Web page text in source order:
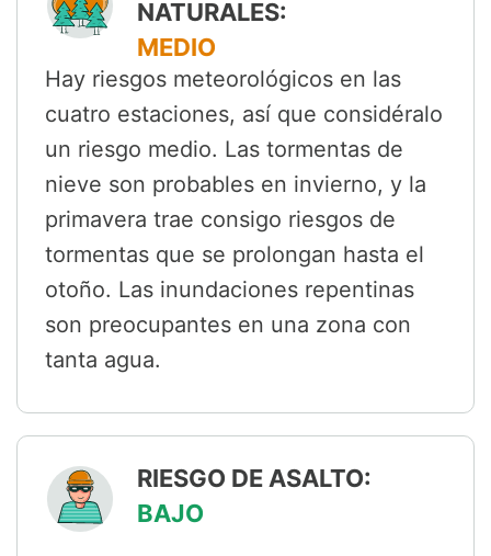
NATURALES:
MEDIO
Hay riesgos meteorológicos en las
cuatro estaciones, así que considéralo
un riesgo medio. Las tormentas de
nieve son probables en invierno, y la
primavera trae consigo riesgos de
tormentas que se prolongan hasta el
otoño. Las inundaciones repentinas
son preocupantes en una zona con
tanta agua.
RIESGO DE ASALTO:
BAJO